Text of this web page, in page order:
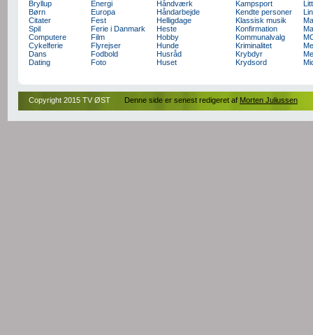
Bryllup
Børn
Citater
Spil
Computere
Cykelferie
Dans
Dating
Energi
Europa
Fest
Ferie i Danmark
Film
Flyrejser
Fodbold
Foto
Håndværk
Håndarbejde
Helligdage
Heste
Hobby
Hunde
Husråd
Huset
Kampsport
Kendte personer
Klassisk musik
Konfirmation
Kommunalvalg
Kriminalitet
Krybdyr
Krydsord
Copyright 2015 TV ØST Denne side er senest redigeret af Morten Juliussen